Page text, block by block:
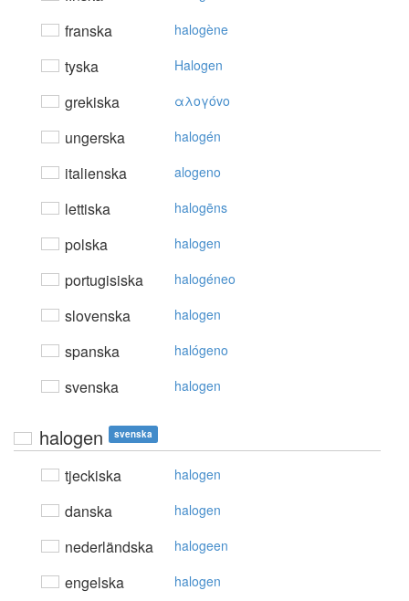
franska halogène
tyska Halogen
grekiska αλoγόvo
ungerska halogén
italienska alogeno
lettiska halogēns
polska halogen
portugisiska halogéneo
slovenska halogen
spanska halógeno
svenska halogen
halogen svenska
tjeckiska halogen
danska halogen
nederländska halogeen
engelska halogen